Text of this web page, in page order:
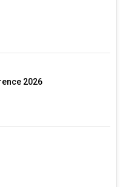
2026